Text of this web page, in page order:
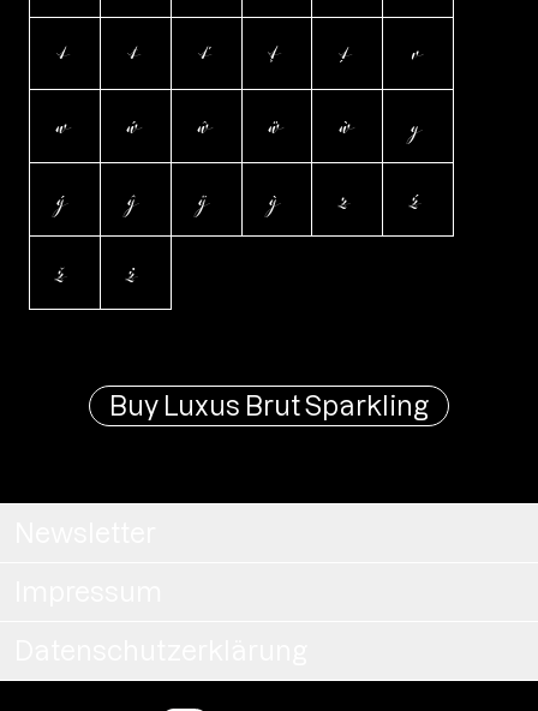
t ŧ ť ţ ț v
w ẃ ŵ ẅ ẁ y
ý ŷ ÿ ỳ z ź
ž ż
Buy Luxus Brut Sparkling